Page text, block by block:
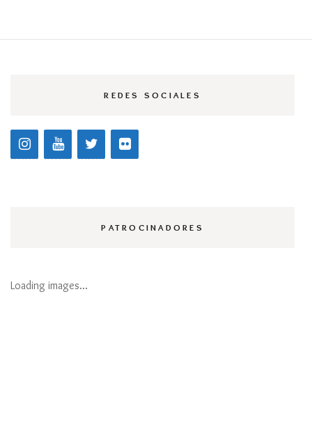
REDES SOCIALES
PATROCINADORES
Loading images…